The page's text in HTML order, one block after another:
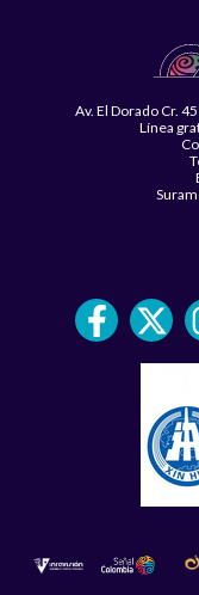
Av. El Dorado Cr.
Línea